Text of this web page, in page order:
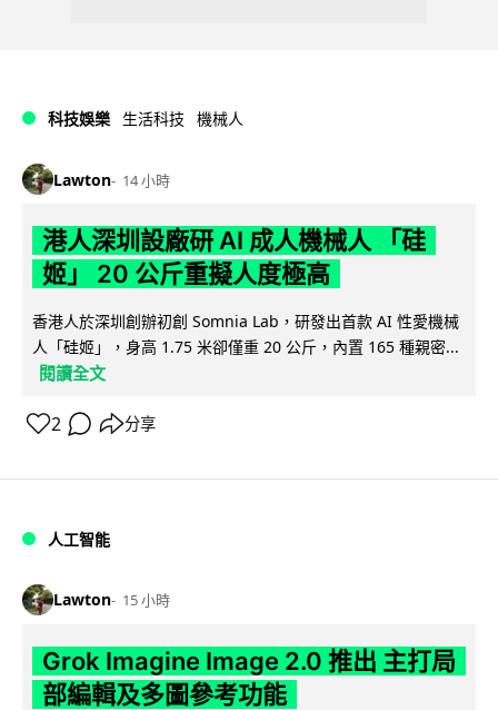
科技娛樂 生活科技 機械人
Lawton 14 小時
港人深圳設廠研 AI 成人機械人 「硅
姬」 20 公斤重擬人度極高
香港人於深圳創辦初創 Somnia Lab，研發出首款 AI 性愛機械
人「硅姬」，身高 1.75 米卻僅重 20 公斤，內置 165 種親密...
閱讀全文
2 分享
人工智能
Lawton 15 小時
Grok Imagine Image 2.0 推出 主打局
部編輯及多圖參考功能